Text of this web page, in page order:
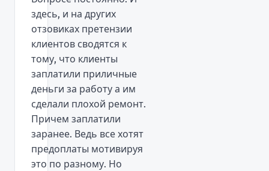
здесь, и на других
отзовиках претензии
клиентов сводятся к
тому, что клиенты
заплатили приличные
деньги за работу а им
сделали плохой ремонт.
Причем заплатили
заранее. Ведь все хотят
предоплаты мотивируя
это по разному. Но